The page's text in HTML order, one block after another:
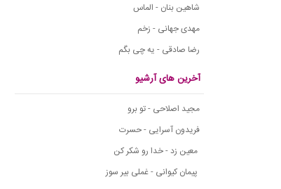
شاهین بنان - الماس
مهدی جهانی - زخم
رضا صادقی - یه چی بگم
آخرین های آرشیو
مجید اصلاحی - تو برو
فریدون آسرایی - حسرت
معین زد - خدا رو شکر کن
پیمان کیوانی - غملی بیر سوز